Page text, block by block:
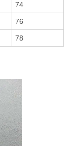
74
76
78